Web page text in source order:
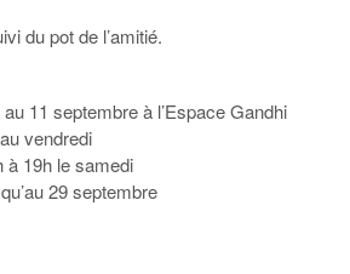
du pot de l’amitié.
11 septembre à l’Espace Gandhi
vendredi
à 19h le samedi
29 septembre